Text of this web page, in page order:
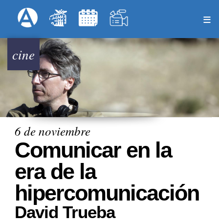
al
principal
Menú Superior
cine
6 de noviembre
Comunicar en la
era de la
hipercomunicación
David Trueba